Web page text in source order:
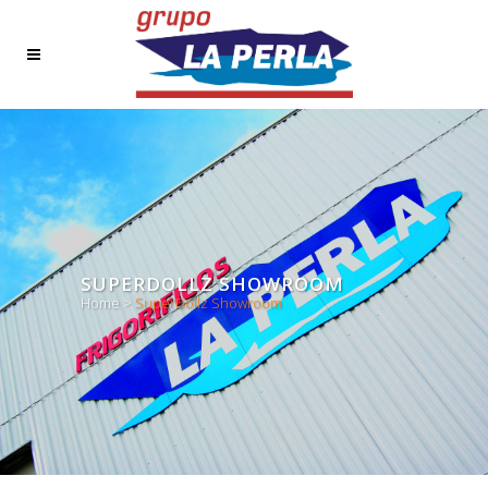
SUPERDOLLZ SHOWROOM
Home> SuperDollz Showroom